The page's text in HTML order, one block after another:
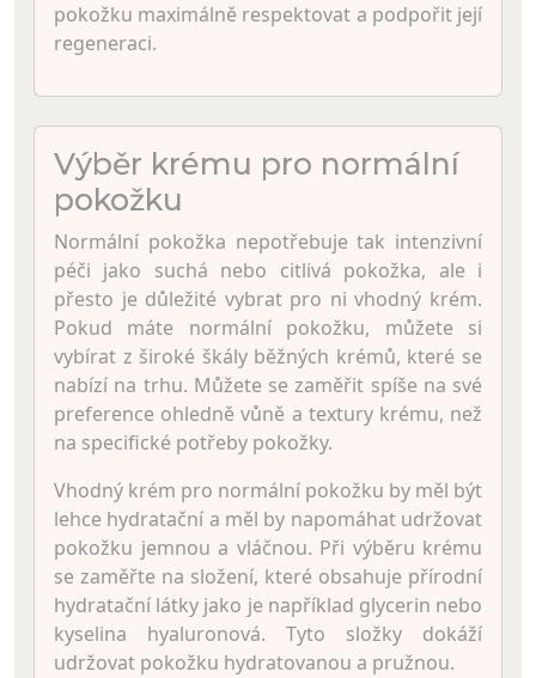
pokožku maximálně respektovat a podpořit její
regeneraci.
Výběr krému pro normální
pokožku
Normální pokožka nepotřebuje tak intenzivní
péči jako suchá nebo citlivá pokožka, ale i
přesto je důležité vybrat pro ni vhodný krém.
Pokud máte normální pokožku, můžete si
vybírat z široké škály běžných krémů, které se
nabízí na trhu. Můžete se zaměřit spíše na své
preference ohledně vůně a textury krému, než
na specifické potřeby pokožky.
Vhodný krém pro normální pokožku by měl být
lehce hydratační a měl by napomáhat udržovat
pokožku jemnou a vláčnou. Při výběru krému
se zaměřte na složení, které obsahuje přírodní
hydratační látky jako je například glycerin nebo
kyselina hyaluronová. Tyto složky dokáží
udržovat pokožku hydratovanou a pružnou.